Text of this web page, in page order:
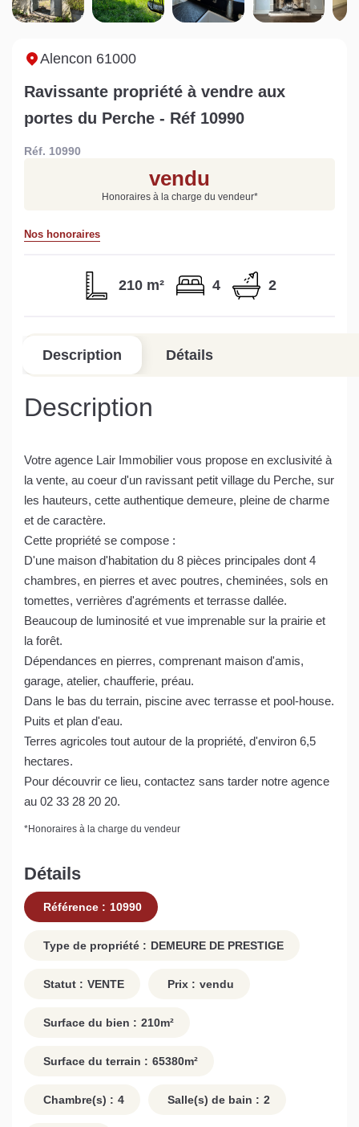
maison à Mortagne-au-
Perche
non viabilisé à Pré-en-
Pail ?
Estimez votre bien en ligne.
en quelques clics.
Alencon 61000
Ravissante propriété à vendre aux
portes du Perche - Réf 10990
Réf. 10990
vendu
Honoraires à la charge du vendeur*
Nos honoraires
210 m² 4 2
Description Détails
Description
Votre agence Lair Immobilier vous propose en exclusivité à
la vente, au coeur d'un ravissant petit village du Perche, sur
les hauteurs, cette authentique demeure, pleine de charme
et de caractère.
Cette propriété se compose :
D'une maison d'habitation du 8 pièces principales dont 4
chambres, en pierres et avec poutres, cheminées, sols en
tomettes, verrières d'agréments et terrasse dallée.
Beaucoup de luminosité et vue imprenable sur la prairie et
la forêt.
Dépendances en pierres, comprenant maison d'amis,
garage, atelier, chaufferie, préau.
Dans le bas du terrain, piscine avec terrasse et pool-house.
Puits et plan d'eau.
Terres agricoles tout autour de la propriété, d'environ 6,5
hectares.
Pour découvrir ce lieu, contactez sans tarder notre agence
au 02 33 28 20 20.
*Honoraires à la charge du vendeur
Détails
Référence : 10990
Type de propriété : DEMEURE DE PRESTIGE
Statut : VENTE Prix : vendu
Surface du bien : 210m²
Surface du terrain : 65380m²
Chambre(s) : 4 Salle(s) de bain : 2